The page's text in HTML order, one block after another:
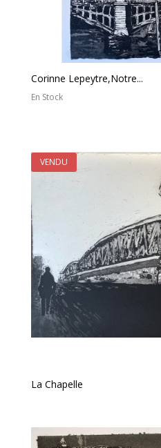
Corinne Lepeytre,Notre...
En Stock
La Chapelle
VENDU